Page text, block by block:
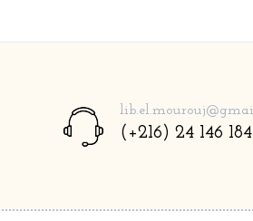
(+216) 24 146 184